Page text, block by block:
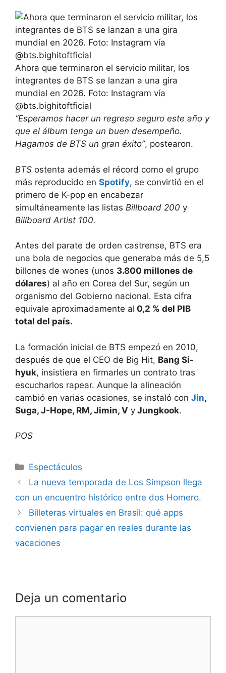
Ahora que terminaron el servicio militar, los
integrantes de BTS se lanzan a una gira
mundial en 2026. Foto: Instagram vía
@bts.bighitoftficial
“Esperamos hacer un regreso seguro este año y
que el álbum tenga un buen desempeño.
Hagamos de BTS un gran éxito”, postearon.
BTS ostenta además el récord como el grupo
más reproducido en Spotify, se convirtió en el
primero de K-pop en encabezar
simultáneamente las listas Billboard 200 y
Billboard Artist 100.
Antes del parate de orden castrense, BTS era
una bola de negocios que generaba más de 5,5
billones de wones (unos 3.800 millones de
dólares) al año en Corea del Sur, según un
organismo del Gobierno nacional. Esta cifra
equivale aproximadamente al 0,2 % del PIB
total del país.
La formación inicial de BTS empezó en 2010,
después de que el CEO de Big Hit, Bang Si-
hyuk, insistiera en firmarles un contrato tras
escucharlos rapear.​ Aunque la alineación
cambió en varias ocasiones, se instaló con Jin,
Suga, J-Hope, RM, Jimin, V y Jungkook.
POS
Espectáculos
La nueva temporada de Los Simpson llega
con un encuentro histórico entre dos Homero.
Billeteras virtuales en Brasil: qué apps
convienen para pagar en reales durante las
vacaciones
Deja un comentario